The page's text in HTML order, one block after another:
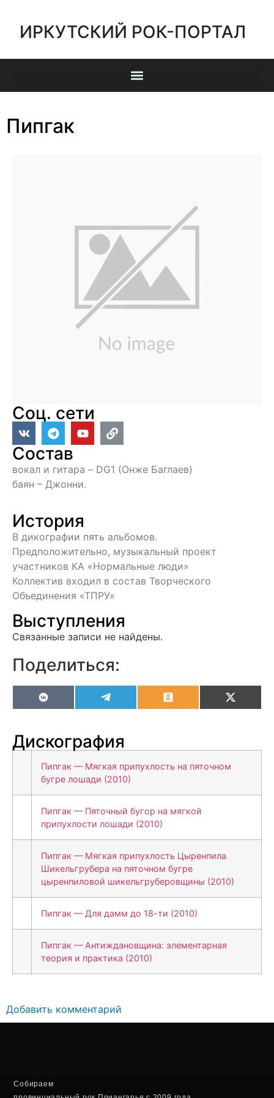
ИРКУТСКИЙ РОК-ПОРТАЛ
Пипгак
Соц. сети
Состав
вокал и гитара – DG1 (Онже Баглаев)
баян – Джонни.
История
В дикографии пять альбомов.
Предположительно, музыкальный проект
участников КА «Нормальные люди»
Коллектив входил в состав Творческого
Объединения «ТПРУ»
Выступления
Связанные записи не найдены.
Поделиться:
VK OdnoklassnikiX
Дискография
Пипгак — Мягкая припухлость на пяточном
бугре лошади (2010)
Пипгак — Пяточный бугор на мягкой
припухлости лошади (2010)
Пипгак — Мягкая припухлость Цыренпила
Шикельгрубера на пяточном бугре
цыренпиловой шикельгруберовщины (2010)
Пипгак — Для дамм до 18-ти (2010)
Пипгак — Антиждановщина: элементарная
теория и практика (2010)
Добавить комментарий
Собираем